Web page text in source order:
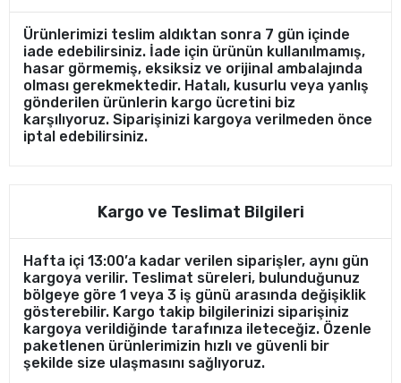
Ürünlerimizi teslim aldıktan sonra 7 gün içinde
iade edebilirsiniz. İade için ürünün kullanılmamış,
hasar görmemiş, eksiksiz ve orijinal ambalajında
olması gerekmektedir. Hatalı, kusurlu veya yanlış
gönderilen ürünlerin kargo ücretini biz
karşılıyoruz. Siparişinizi kargoya verilmeden önce
iptal edebilirsiniz.
Kargo ve Teslimat Bilgileri
Hafta içi 13:00’a kadar verilen siparişler, aynı gün
kargoya verilir. Teslimat süreleri, bulunduğunuz
bölgeye göre 1 veya 3 iş günü arasında değişiklik
gösterebilir. Kargo takip bilgilerinizi siparişiniz
kargoya verildiğinde tarafınıza ileteceğiz. Özenle
paketlenen ürünlerimizin hızlı ve güvenli bir
şekilde size ulaşmasını sağlıyoruz.